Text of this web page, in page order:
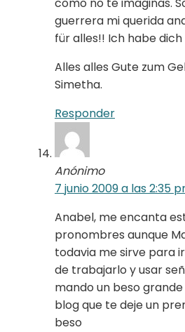
como no te imaginas.
guerrera mi querida
für alles!! Ich habe
Alles alles Gute zum
Simetha.
Responder
Anónimo
7 junio 2009 a las 2:35
Anabel, me encanta
pronombres aunque
todavia me sirve para
de trabajarlo y usar
mando un beso
blog que te deje un
beso